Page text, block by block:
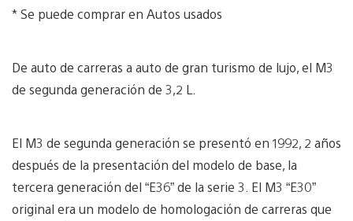
* Se puede comprar en Autos usados
De auto de carreras a auto de gran turismo de lujo, el M3
de segunda generación de 3,2 L.
El M3 de segunda generación se presentó en 1992, 2 años
después de la presentación del modelo de base, la
tercera generación del “E36” de la serie 3. El M3 “E30”
original era un modelo de homologación de carreras que